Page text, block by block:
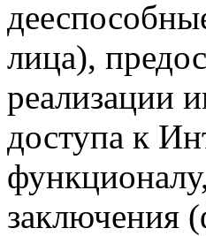
лица),
реализации
доступа к
заключения